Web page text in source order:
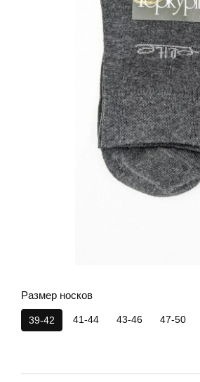
Размер носков
39-42 41-44 43-46 47-50